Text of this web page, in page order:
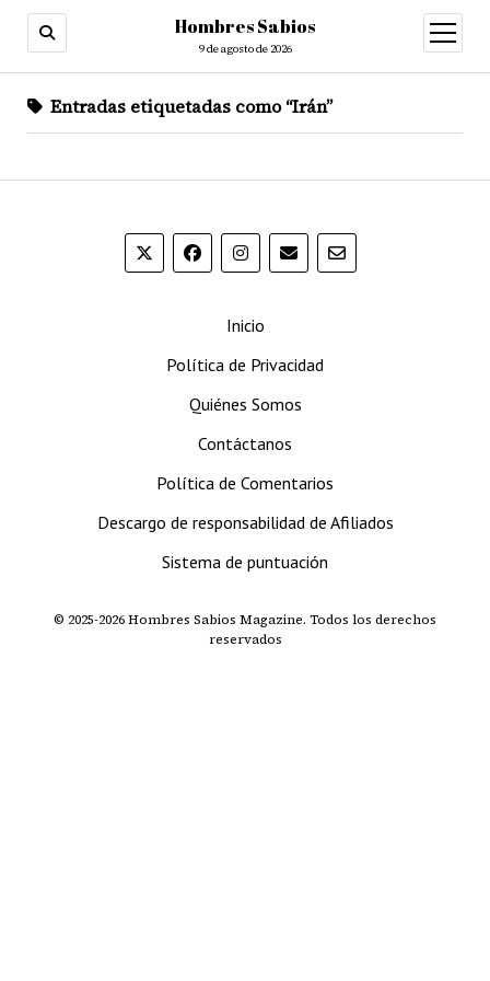
Hombres Sabios
9 de agosto de 2026
abrir
menú
Entradas etiquetadas como “Irán”
Inicio
Política de Privacidad
Quiénes Somos
Contáctanos
Política de Comentarios
Descargo de responsabilidad de Afiliados
Sistema de puntuación
© 2025-2026 Hombres Sabios Magazine. Todos los derechos
reservados